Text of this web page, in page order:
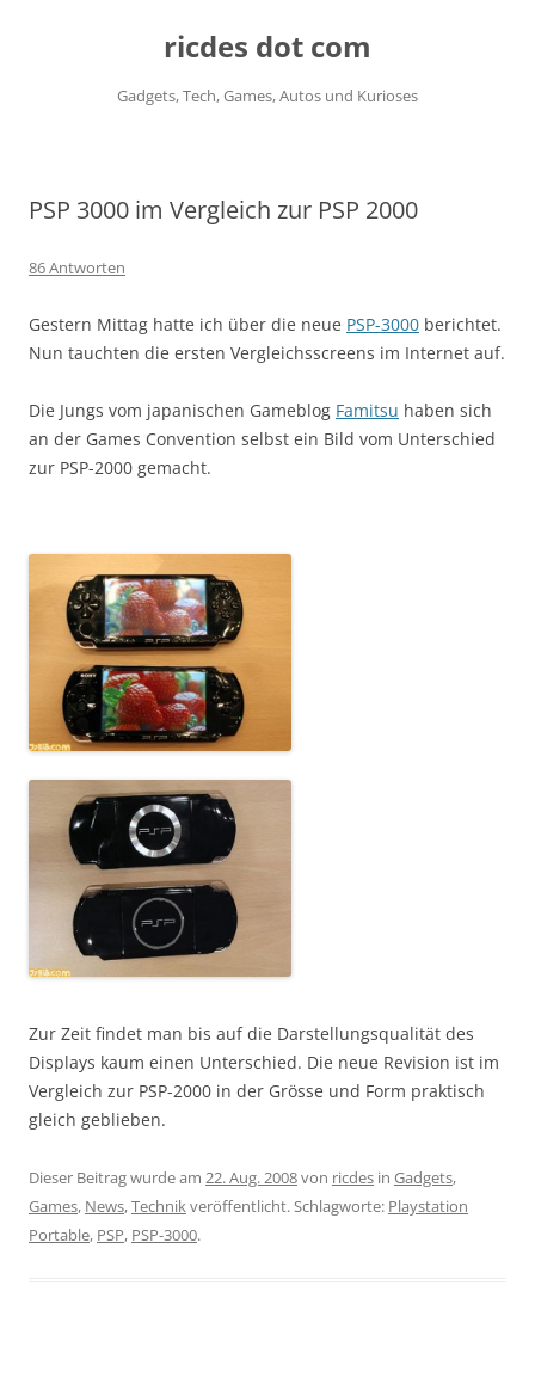
ricdes dot com
Gadgets, Tech, Games, Autos und Kurioses
PSP 3000 im Vergleich zur PSP 2000
86 Antworten
Gestern Mittag hatte ich über die neue PSP-3000 berichtet.
Nun tauchten die ersten Vergleichsscreens im Internet auf.
Die Jungs vom japanischen Gameblog Famitsu haben sich
an der Games Convention selbst ein Bild vom Unterschied
zur PSP-2000 gemacht.
Zur Zeit findet man bis auf die Darstellungsqualität des
Displays kaum einen Unterschied. Die neue Revision ist im
Vergleich zur PSP-2000 in der Grösse und Form praktisch
gleich geblieben.
Dieser Beitrag wurde am 22. Aug. 2008von ricdes in Gadgets,
Games, News,Technikveröffentlicht. Schlagworte: Playstation
Portable, PSP, PSP-3000.